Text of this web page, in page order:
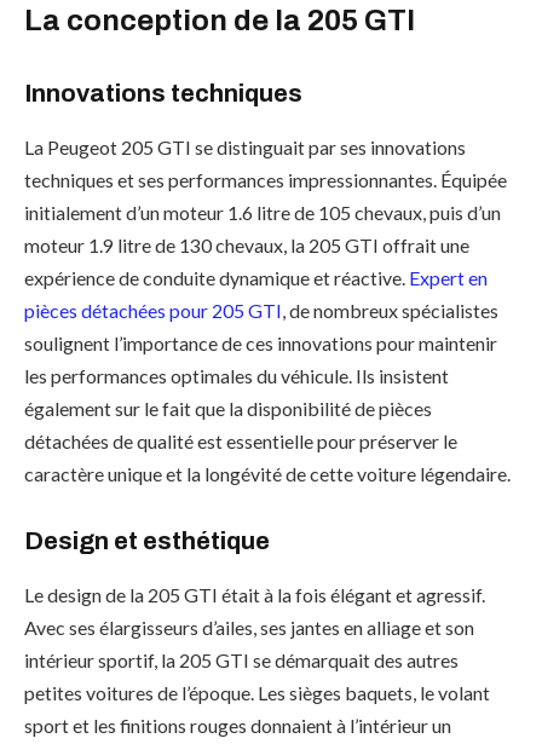
La conception de la 205 GTI
Innovations techniques
La Peugeot 205 GTI se distinguait par ses innovations
techniques et ses performances impressionnantes. Équipée
initialement d’un moteur 1.6 litre de 105 chevaux, puis d’un
moteur 1.9 litre de 130 chevaux, la 205 GTI offrait une
expérience de conduite dynamique et réactive. Expert en
pièces détachées pour 205 GTI , de nombreux spécialistes
soulignent l’importance de ces innovations pour maintenir
les performances optimales du véhicule. Ils insistent
également sur le fait que la disponibilité de pièces
détachées de qualité est essentielle pour préserver le
caractère unique et la longévité de cette voiture légendaire.
Design et esthétique
Le design de la 205 GTI était à la fois élégant et agressif.
Avec ses élargisseurs d’ailes, ses jantes en alliage et son
intérieur sportif, la 205 GTI se démarquait des autres
petites voitures de l’époque. Les sièges baquets, le volant
sport et les finitions rouges donnaient à l’intérieur un